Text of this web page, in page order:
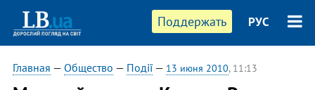
Поддержать РУС
Главная — Общество — Події— 13 июня 2010, 11:13